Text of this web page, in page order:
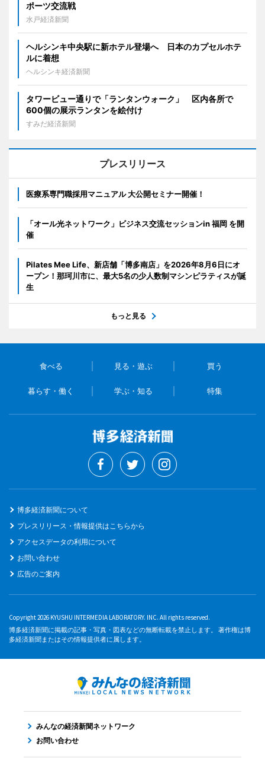
ポーツ交流戦
水戸経済新聞
ヘルシンキ中央駅に新ホテル登場へ 日本のカプセルホテ
ルに着想
ヘルシンキ経済新聞
タワービュー通りで「ランタンウォーク」 区内各所で
600個の展示ランタンを絵付け
すみだ経済新聞
プレスリリース
医療系専門職採用マニュアル 大公開セミナー開催！
「オール光ネットワーク」ビジネス交流セッションin 福岡 を開
催
Pilates Mee Life、新店舗「博多南店」を2026年8月6日にオ
ープン！那珂川市に、最大5名の少人数制マシンピラティスが誕
生
もっと見る
食べる 見る・遊ぶ 買う
暮らす・働く 学ぶ・知る 特集
博多経済新聞について
プレスリリース・情報提供はこちらから
アクセスデータの利用について
お問い合わせ
広告のご案内
Copyright 2026 KYUSHU INTERMEDIA LABORATORY. INC. All rights reserved.
博多経済新聞に掲載の記事・写真・図表などの無断転載を禁止します。 著作権は博
多経済新聞またはその情報提供者に属します。
みんなの経済新聞ネットワーク
お問い合わせ